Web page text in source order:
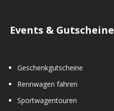
Events & Gutscheine
Geschenkgutscheine
Rennwagen fahren
Sportwagentouren